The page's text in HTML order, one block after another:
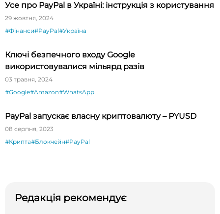
Усе про PayPal в Україні: інструкція з користування
29 жовтня, 2024
#Фінанси#PayPal#Україна
Ключі безпечного входу Google
використовувалися мільярд разів
03 травня, 2024
#Google#Amazon#WhatsApp
PayPal запускає власну криптовалюту – PYUSD
08 серпня, 2023
#Крипта#Блокчейн#PayPal
Редакція рекомендує